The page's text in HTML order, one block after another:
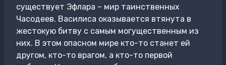
существует Эфлара – мир таинственных
Часодеев. Василиса оказывается втянута в
жестокую битву с самым могущественным из
них. В этом опасном мире кто-то станет ей
другом, кто-то врагом, а кто-то первой